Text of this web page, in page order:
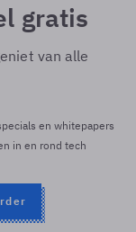
gratis
van alle
en whitepapers
in en rond tech